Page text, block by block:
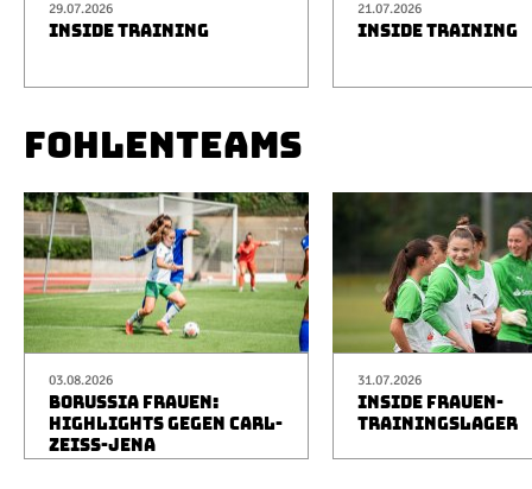
29.07.2026
INSIDE TRAINING
21.07.2026
INSIDE TRAINING
FOHLENTEAMS
03.08.2026
BORUSSIA FRAUEN:
HIGHLIGHTS GEGEN CARL-
ZEISS-JENA
31.07.2026
INSIDE FRAUEN-
TRAININGSLAGER